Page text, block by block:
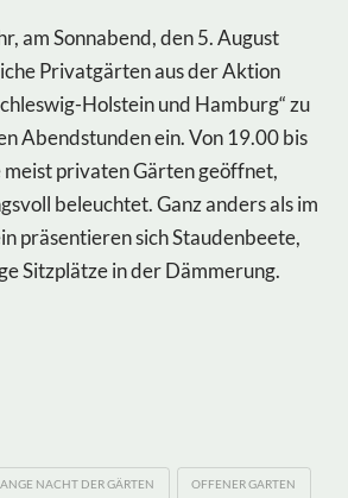
am Sonnabend, den 5. August
Privatgärten aus der Aktion
Holstein und Hamburg“ zu
Abendstunden ein. Von 19.00 bis
privaten Gärten geöffnet,
beleuchtet. Ganz anders als im
präsentieren sich Staudenbeete,
Sitzplätze in der Dämmerung.
NACHT DER GÄRTEN OFFENER GARTEN